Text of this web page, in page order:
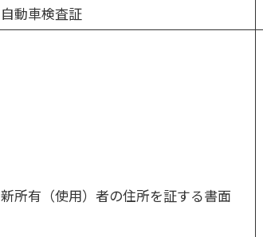
自動車検査証
新所有（使用）者の住所を証する書面